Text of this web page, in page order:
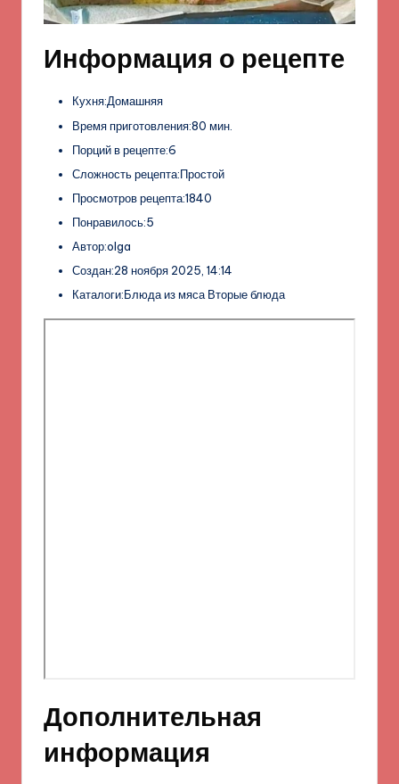
Информация о рецепте
Кухня:Домашняя
Время приготовления:80 мин.
Порций в рецепте:6
Сложность рецепта:Простой
Просмотров рецепта:1840
Понравилось:5
Автор:olga
Создан:28 ноября 2025, 14:14
Каталоги:Блюда из мяса Вторые блюда
Дополнительная
информация